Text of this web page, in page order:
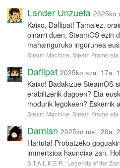
Lander Unzueta 2025ko
Kaixo, Daflipat! Tamalez,
oinarri duen, SteamOS ezin
mahainguruko ingurunea
Steam Machine, Steam Frame
Daflipat 2025ko aza. 17a,
Kaixo! Badakizue SteamOS
erabiltzerik dagoen? Eta
modurik legokeen? Eskerrik
Steam Machine, Steam Frame
Damian 2025ko mai. 20a,
Hartuta! Probatzeko
immertsioa haundixa zan.
S.T.A.L.K.E.R.: Legends of the